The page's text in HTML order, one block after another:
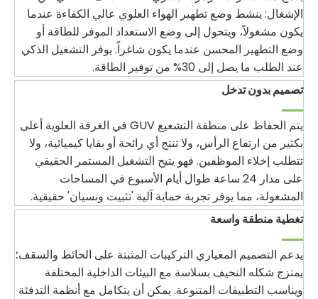
الإشغال: ينشط وضع تطهير الهواء العلوي عالي الكفاءة عندما
يكون مشغولاً، ويتحول إلى وضع الاستعداد الموفر للطاقة أو
وضع التطهير المحسن عندما يكون شاغراً. يوفر التشغيل الذكي
عند الطلب ما يصل إلى 30% من توفير الطاقة.
تصميم بدون تدخل
يتم الحفاظ على منطقة التشعيع GUV في الغرفة العلوية أعلى
بكثير من ارتفاع الرأس، ولا تنتج أي رائحة أو بقايا كيميائية، ولا
تتطلب إخلاء الموظفين. فهو يتيح التشغيل المستمر الحقيقي
على مدار 24 ساعة طوال أيام الأسبوع في المساحات
المشغولة، مما يوفر تجربة حماية آلية 'تثبيت ونسيان' حقيقية.
تغطية منطقة واسعة
يدعم التصميم المعياري التركيبات المثبتة على الحائط والسقف؛
يمتزج شكله النحيف بسلاسة مع البيئات الداخلية المختلفة
ويناسب التطبيقات المتنوعة. يمكن أن يتكامل مع أنظمة التدفئة